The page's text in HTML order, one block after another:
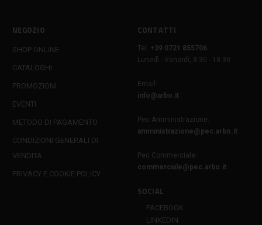
NEGOZIO
SHOP ONLINE
CATALOGHI
PROMOZIONI
EVENTI
METODO DI PAGAMENTO
CONDIZIONI GENERALI DI
VENDITA
PRIVACY E COOKIE POLICY
CONTATTI
Tel:
+39 0721 855706
Lunedì - Venerdì, 8:30 - 18:30
Email:
info@arbo.it
Pec Amministrazione:
amministrazione@pec.arbo.it
Pec Commerciale:
commerciale@pec.arbo.it
SOCIAL
FACEBOOK
LINKEDIN